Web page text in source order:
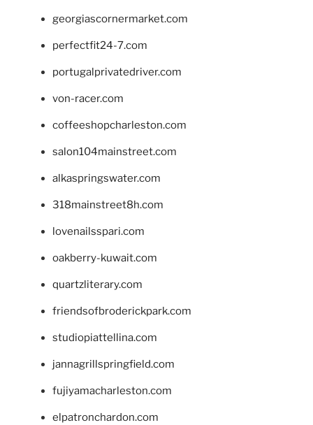
georgiascornermarket.com
perfectfit24-7.com
portugalprivatedriver.com
von-racer.com
coffeeshopcharleston.com
salon104mainstreet.com
alkaspringswater.com
318mainstreet8h.com
lovenailsspari.com
oakberry-kuwait.com
quartzliterary.com
friendsofbroderickpark.com
studiopiattellina.com
jannagrillspringfield.com
fujiyamacharleston.com
elpatronchardon.com